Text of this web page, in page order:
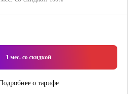
1мес. со скидкой
о тарифе